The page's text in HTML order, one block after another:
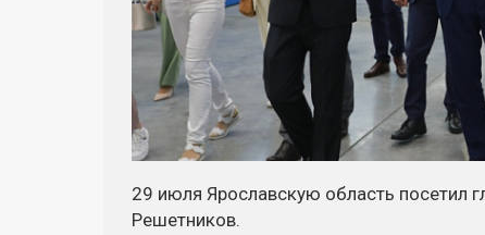
29 июля Ярославскую область посетил
Решетников.